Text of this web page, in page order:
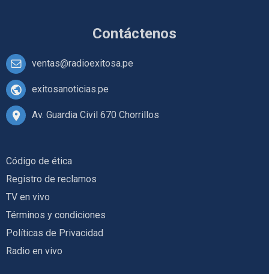
Contáctenos
ventas@radioexitosa.pe
exitosanoticias.pe
Av. Guardia Civil 670 Chorrillos
Código de ética
Registro de reclamos
TV en vivo
Términos y condiciones
Políticas de Privacidad
Radio en vivo